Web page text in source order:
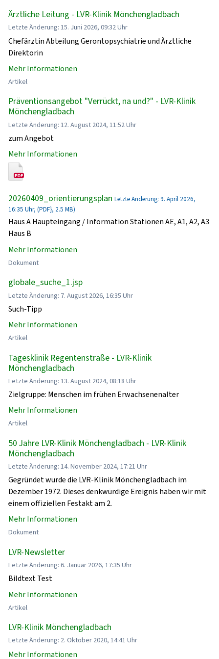
Ärztliche Leitung - LVR-Klinik Mönchengladbach
Letzte Änderung: 15. Juni 2026, 09:32 Uhr
Chefärztin Abteilung Gerontopsychiatrie und Ärztliche
Direktorin
Mehr Informationen
Artikel
Präventionsangebot "Verrückt, na und?" - LVR-Klinik
Mönchengladbach
Letzte Änderung: 12. August 2024, 11:52 Uhr
zum Angebot
Mehr Informationen
20260409_orientierungsplan Letzte Änderung: 9. April 2026,
16:35 Uhr, (PDF}, 2.5 MB)
Haus A Haupteingang / Information Stationen AE, A1, A2, A3
Haus B
Mehr Informationen
Dokument
globale_suche_1.jsp
Letzte Änderung: 7. August 2026, 16:35 Uhr
Such-Tipp
Mehr Informationen
Artikel
Tagesklinik Regentenstraße - LVR-Klinik
Mönchengladbach
Letzte Änderung: 13. August 2024, 08:18 Uhr
Zielgruppe: Menschen im frühen Erwachsenenalter
Mehr Informationen
Artikel
50 Jahre LVR-Klinik Mönchengladbach - LVR-Klinik
Mönchengladbach
Letzte Änderung: 14. November 2024, 17:21 Uhr
Gegründet wurde die LVR-Klinik Mönchengladbach im
Dezember 1972. Dieses denkwürdige Ereignis haben wir mit
einem offiziellen Festakt am 2.
Mehr Informationen
Dokument
LVR-Newsletter
Letzte Änderung: 6. Januar 2026, 17:35 Uhr
Bildtext Test
Mehr Informationen
Artikel
LVR-Klinik Mönchengladbach
Letzte Änderung: 2. Oktober 2020, 14:41 Uhr
Mehr Informationen